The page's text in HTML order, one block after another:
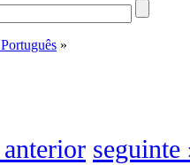
»
seguinte